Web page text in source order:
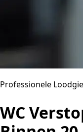
Professionele
WC